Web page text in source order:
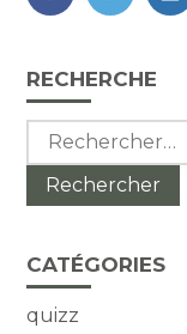
FaceBook
Twitter
Blog
sidebar
RECHERCHE
Rechercher :
CATÉGORIES
quizz